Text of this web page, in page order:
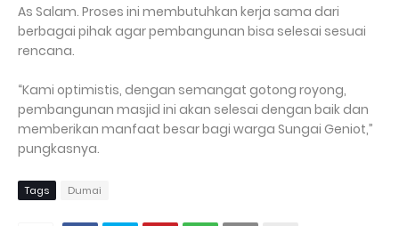
As Salam. Proses ini membutuhkan kerja sama dari
berbagai pihak agar pembangunan bisa selesai sesuai
rencana.
“Kami optimistis, dengan semangat gotong royong,
pembangunan masjid ini akan selesai dengan baik dan
memberikan manfaat besar bagi warga Sungai Geniot,”
pungkasnya.
Tags Dumai